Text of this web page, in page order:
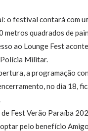
o festival contará com
metros quadrados de
ao Lounge Fest
Polícia Militar.
a programação
no dia 18,
Fest Verão Paraíba
pelo benefício